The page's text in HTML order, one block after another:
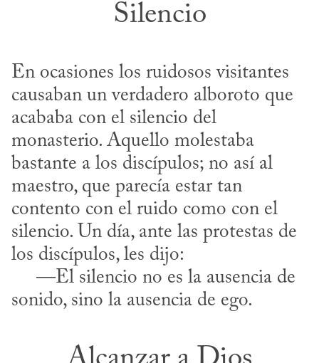
Silencio
En ocasiones los ruidosos visitantes
causaban un verdadero alboroto que
acababa con el silencio del
monasterio. Aquello molestaba
bastante a los discípulos; no así al
maestro, que parecía estar tan
contento con el ruido como con el
silencio. Un día, ante las protestas de
los discípulos, les dijo:
sonido, sino la ausencia de ego.